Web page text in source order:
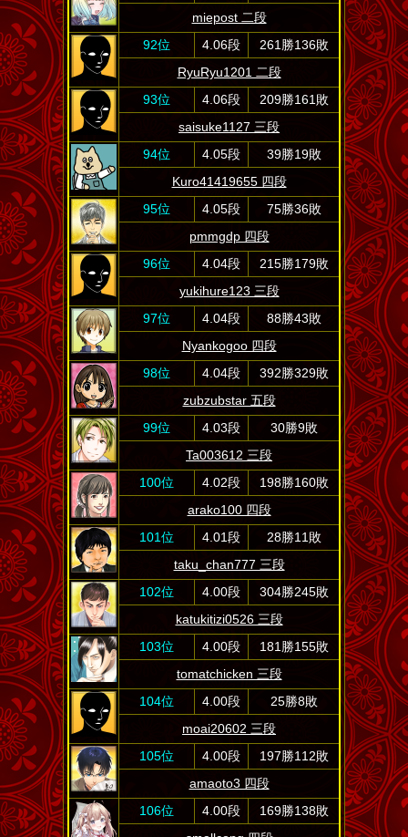
miepost 二段
92位
4.06段
261勝136敗
RyuRyu1201 二段
93位
4.06段
209勝161敗
saisuke1127 三段
94位
4.05段
39勝19敗
Kuro41419655 四段
95位
4.05段
75勝36敗
pmmgdp 四段
96位
4.04段
215勝179敗
yukihure123 三段
97位
4.04段
88勝43敗
Nyankogoo 四段
98位
4.04段
392勝329敗
zubzubstar 五段
99位
4.03段
30勝9敗
Ta003612 三段
100位
4.02段
198勝160敗
arako100 四段
101位
4.01段
28勝11敗
taku_chan777 三段
102位
4.00段
304勝245敗
katukitizi0526 三段
103位
4.00段
181勝155敗
tomatchicken 三段
104位
4.00段
25勝8敗
moai20602 三段
105位
4.00段
197勝112敗
amaoto3 四段
106位
4.00段
169勝138敗